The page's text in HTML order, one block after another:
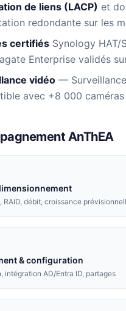
de liens (LACP) et
redondante sur les
certifiés Synology HAT/
Enterprise validés
vidéo —
avec +8 000 caméras
AnThEA
RAID, débit, croissance
& configuration
intégration AD/Entra ID, partages